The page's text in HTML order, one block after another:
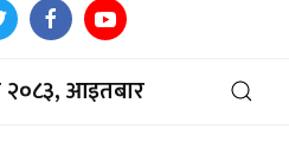
२०८३, आइतबार